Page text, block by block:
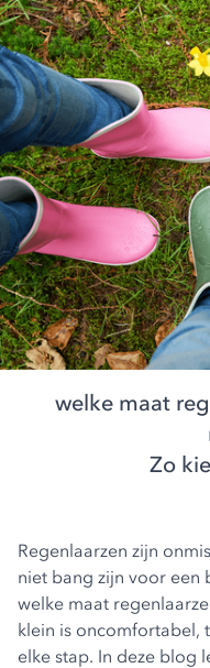
welke maat
Zo
Regenlaarzen zijn
niet bang zijn voor
welke maat
klein is oncomfortabel,
elke stap. In deze blog